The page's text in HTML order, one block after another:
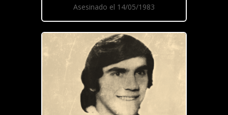
Asesinado el 14/05/1983